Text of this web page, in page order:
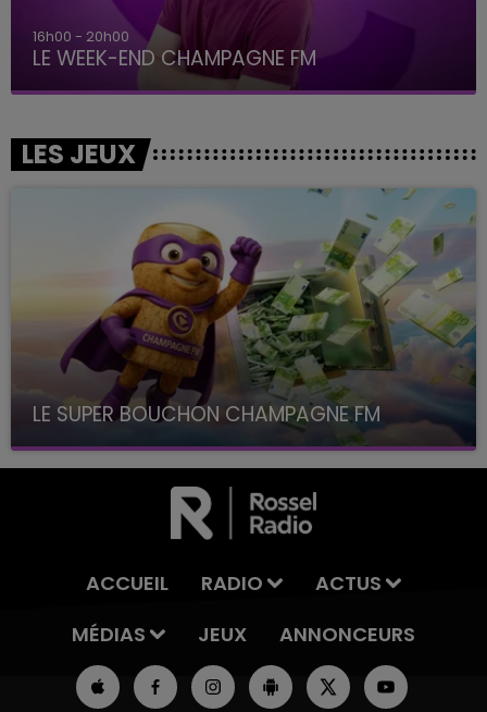
7h00 - 12h00
LE WEEK-END CHAMPAGNE FM
LES JEUX
LE SUPER BOUCHON CHAMPAGNE FM
avec La Famille Champagne FM, à 8H10
ACCUEIL RADIO
ACTUS
MÉDIAS
JEUX ANNONCEURS